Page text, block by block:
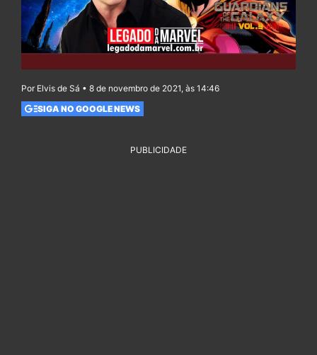
Por Elvis de Sá • 8 de novembro de 2021, às 14:46
SIGA NO GOOGLE NEWS
PUBLICIDADE